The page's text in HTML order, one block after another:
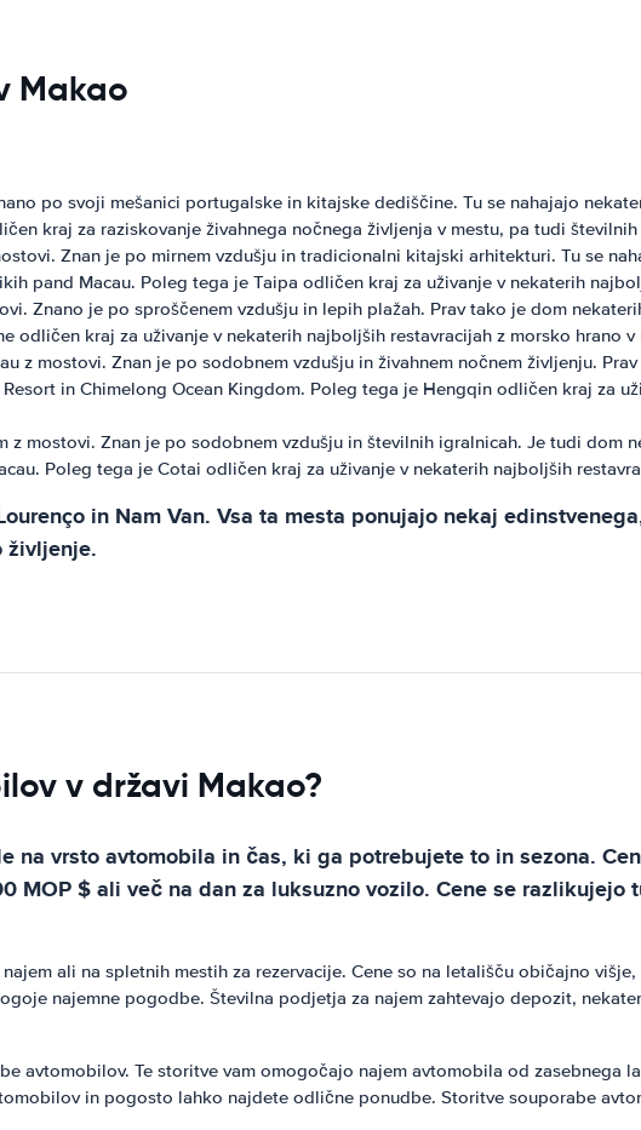
Makao
po svoji mešanici portugalske in kitajske dediščine. Tu se nahajajo
kraj za raziskovanje živahnega nočnega življenja v mestu, pa tudi
Znan je po mirnem vzdušju in tradicionalni kitajski arhitekturi. Tu se
pand Macau. Poleg tega je Taipa odličen kraj za uživanje v nekaterih
Znano je po sproščenem vzdušju in lepih plažah. Prav tako je dom
odličen kraj za uživanje v nekaterih najboljših restavracijah z morsko hrano v
z mostovi. Znan je po sodobnem vzdušju in živahnem nočnem življenju.
in Chimelong Ocean Kingdom. Poleg tega je Hengqin odličen kraj za
z mostovi. Znan je po sodobnem vzdušju in številnih igralnicah. Je tudi dom
Poleg tega je Cotai odličen kraj za uživanje v nekaterih najboljših
in Nam Van. Vsa ta mesta ponujajo nekaj
življenje.
v državi Makao?
na vrsto avtomobila in čas, ki ga potrebujete to in sezona.
MOP $ ali več na dan za luksuzno vozilo. Cene se
ali na spletnih mestih za rezervacije. Cene so na letališču običajno
najemne pogodbe. Številna podjetja za najem zahtevajo depozit,
avtomobilov. Te storitve vam omogočajo najem avtomobila od zasebnega
in pogosto lahko najdete odlične ponudbe. Storitve souporabe